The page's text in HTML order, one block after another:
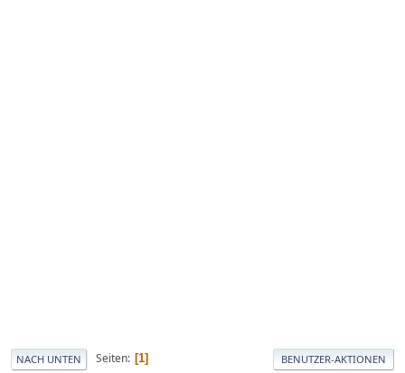
NACH UNTEN Seiten 1 BENUTZER-AKTIONEN